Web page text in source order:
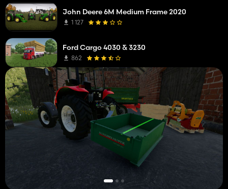
John Deere 6M Medium Frame 2020
1 127
Ford Cargo 4030 & 3230
862